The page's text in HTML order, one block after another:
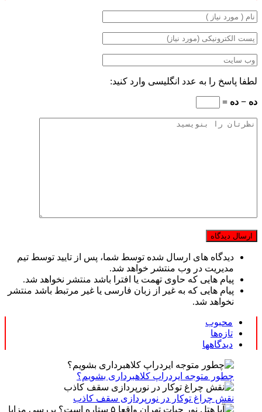
لطفا پاسخ را به عدد انگلیسی وارد کنید:
ده − ده =
دیدگاه های ارسال شده توسط شما، پس از تایید توسط تیم
مدیریت در وب منتشر خواهد شد.
پیام هایی که حاوی تهمت یا افترا باشد منتشر نخواهد شد.
پیام هایی که به غیر از زبان فارسی یا غیر مرتبط باشد منتشر
نخواهد شد.
محبوب
تازه‌ها
دیدگاهها
چطور متوجه ایردراپ کلاهبرداری بشویم؟
نقش چراغ توکار در نورپردازی سقف کاذب